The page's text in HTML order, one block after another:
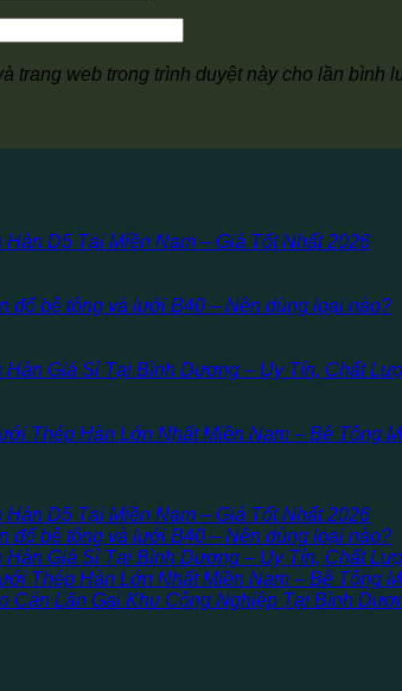
trang web trong trình duyệt này cho lần bình
D5 Tại Miền Nam – Giá Tốt Nhất 2026
đổ bê tông và lưới B40 – Nên dùng loại nào?
Giá Sỉ Tại Bình Dương – Uy Tín, Chất
Thép Hàn Lớn Nhất Miền Nam – Bê Tông
D5 Tại Miền Nam – Giá Tốt Nhất 2026
đổ bê tông và lưới B40 – Nên dùng loại nào?
Giá Sỉ Tại Bình Dương – Uy Tín, Chất
Thép Hàn Lớn Nhất Miền Nam – Bê Tông
Cán Lăn Gai Khu Công Nghiệp Tại Bình